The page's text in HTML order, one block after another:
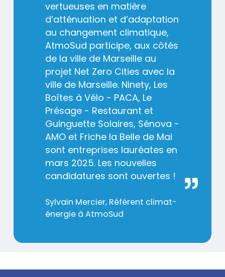
vertueuses en matière
d’atténuation et d’adaptation
au changement climatique,
AtmoSud participe, aux côtés
de la ville de Marseille au
projet Net Zero Cities avec la
ville de Marseille. Ninety, Les
Boîtes à Vélo - PACA, Le
Présage - Restaurant et
Guinguette Solaires, Sénova -
AMO et Friche la Belle de Mai
sont entreprises lauréates en
mars 2025. Les nouvelles
candidatures sont ouvertes !
Nom
/
Sylvain Mercier, Référent climat-
énergie à AtmoSud